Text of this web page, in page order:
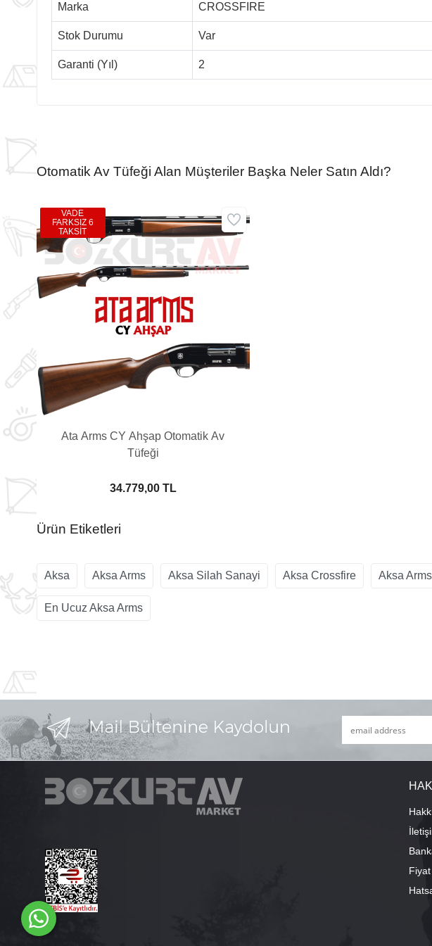
Marka CROSSFIRE
Stok Durumu Var
Garanti (Yıl) 2
Otomatik Av Tüfeği Alan Müşteriler Başka Neler Satın Aldı?
Ata Arms CY Ahşap Otomatik Av
Tüfeği
34.779,00 TL
VADE
FARKSIZ 6
TAKSİT
Ürün Etiketleri
Aksa Aksa Arms Aksa Silah Sanayi Aksa Crossfire Aksa
En Ucuz Aksa Arms